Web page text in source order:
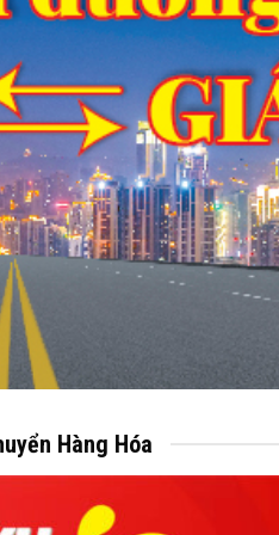
Hàng Hóa